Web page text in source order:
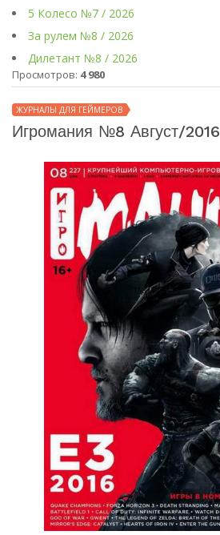
5 Колесо №7 / 2026
За рулем №8 / 2026
Дилетант №8 / 2026
Просмотров: 4 980
ЖУРНАЛЫ ДЛЯ ГЕЙМЕРОВ
Игромания №8 Август/2016